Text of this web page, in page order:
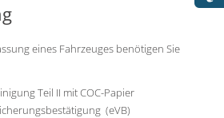
eines Fahrzeuges benötigen Sie
Teil II mit COC-Papier
(eVB)